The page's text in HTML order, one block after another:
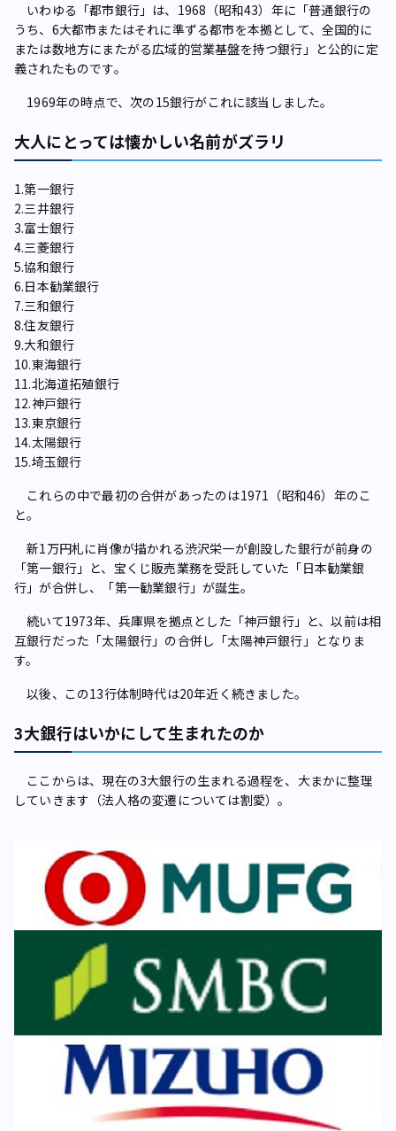
いわゆる「都市銀行」は、1968（昭和43）年に「普通銀行の
うち、6大都市またはそれに準ずる都市を本拠として、全国的に
または数地方にまたがる広域的営業基盤を持つ銀行」と公的に定
義されたものです。
1969年の時点で、次の15銀行がこれに該当しました。
大人にとっては懐かしい名前がズラリ
1.第一銀行
2.三井銀行
3.富士銀行
4.三菱銀行
5.協和銀行
6.日本勧業銀行
7.三和銀行
8.住友銀行
9.大和銀行
10.東海銀行
11.北海道拓殖銀行
12.神戸銀行
13.東京銀行
14.太陽銀行
15.埼玉銀行
これらの中で最初の合併があったのは1971（昭和46）年のこ
と。
新1万円札に肖像が描かれる渋沢栄一が創設した銀行が前身の
「第一銀行」と、宝くじ販売業務を受託していた「日本勧業銀
行」が合併し、「第一勧業銀行」が誕生。
続いて1973年、兵庫県を拠点とした「神戸銀行」と、以前は相
互銀行だった「太陽銀行」の合併し「太陽神戸銀行」となりま
す。
以後、この13行体制時代は20年近く続きました。
3大銀行はいかにして生まれたのか
ここからは、現在の3大銀行の生まれる過程を、大まかに整理
していきます（法人格の変遷については割愛）。